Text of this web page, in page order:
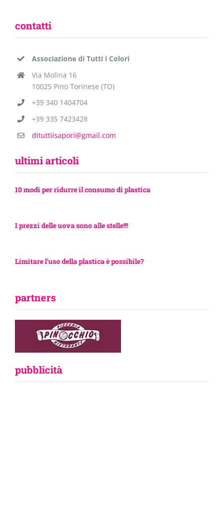
contatti
Associazione di Tutti i Colori
Via Molina 16
10025 Pino Torinese (TO)
+39 340 1404704
+39 335 7423428
dituttiisapori@gmail.com
ultimi articoli
10 modi per ridurre il consumo di plastica
I prezzi delle uova sono alle stelle!!!
Limitare l’uso della plastica è possibile?
partners
pubblicità